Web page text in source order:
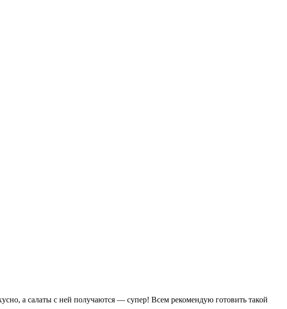
а салаты с ней получаются — супер! Всем рекомендую готовить такой